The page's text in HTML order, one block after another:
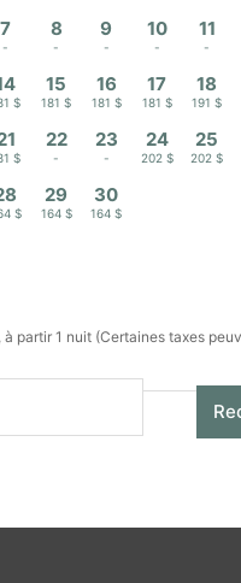
7
-
8
-
9
-
10
-
11
-
$
15
181 $
16
181 $
17
181 $
18
191 $
$
22
-
23
-
24
202 $
25
202 $
$
29
164 $
30
164 $
partir 1 nuit (Certaines taxes